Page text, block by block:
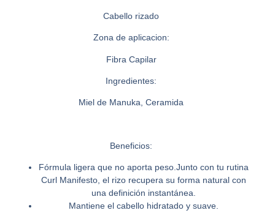
Cabello rizado
Zona de aplicacion:
Fibra Capilar
Ingredientes:
Miel de Manuka, Ceramida
Beneficios:
Fórmula ligera que no aporta peso.Junto con tu rutina
Curl Manifesto, el rizo recupera su forma natural con
una definición instantánea.
Mantiene el cabello hidratado y suave.